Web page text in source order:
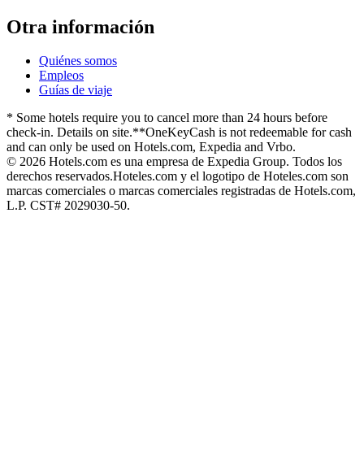
Otra información
Quiénes somos
Empleos
Guías de viaje
* Some hotels require you to cancel more than 24 hours before
check-in. Details on site.**OneKeyCash is not redeemable for cash
and can only be used on Hotels.com, Expedia and Vrbo.
© 2026 Hotels.com es una empresa de Expedia Group. Todos los
derechos reservados.Hoteles.com y el logotipo de Hoteles.com son
marcas comerciales o marcas comerciales registradas de Hotels.com,
L.P. CST# 2029030-50.